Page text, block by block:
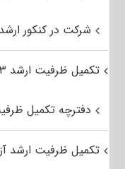
شرکت در کنکور
تکمیل ظرفیت ارشد ۱۴۰۳
دفترچه تکمیل ظرفیت
تکمیل ظرفیت ارشد آزاد